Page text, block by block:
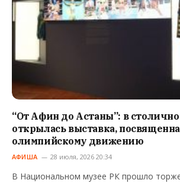
“От Афин до Астаны”: в
открылась выставка,
олимпийскому движению
АФИША 28 июля, 2026 20:34
В Национальном музее РК прошло